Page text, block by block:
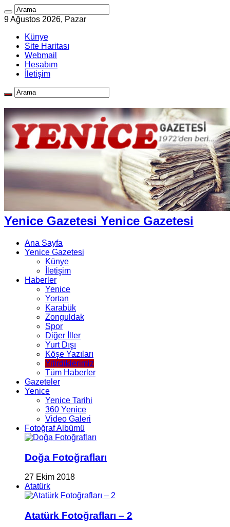
9 Ağustos 2026, Pazar
Künye
Site Haritası
Webmail
Hesabım
İletişim
Yenice Gazetesi Yenice Gazetesi
Ana Sayfa
Yenice Gazetesi
Künye
İletişim
Haberler
Yenice
Yortan
Karabük
Zonguldak
Spor
Diğer İller
Yurt Dışı
Köşe Yazıları
Yitirdiklerimiz
Tüm Haberler
Gazeteler
Yenice
Yenice Tarihi
360 Yenice
Video Galeri
Fotoğraf Albümü
Doğa Fotoğrafları
27 Ekim 2018
Atatürk
Atatürk Fotoğrafları – 2